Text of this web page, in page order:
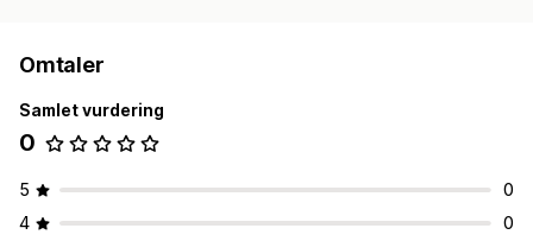
Omtaler
Samlet vurdering
0
5
0
4
0